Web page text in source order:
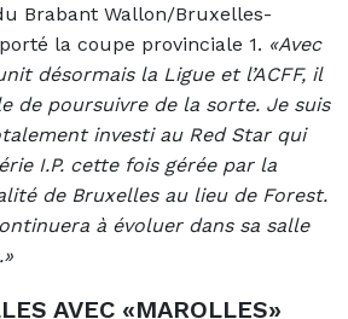
Brabant Wallon/Bruxelles-
la coupe provinciale 1. «Avec
désormais la Ligue et l’ACFF, il
de poursuivre de la sorte. Je suis
investi au Red Star qui
I.P. cette fois gérée par la
de Bruxelles au lieu de Forest.
à évoluer dans sa salle
AVEC «MAROLLES»